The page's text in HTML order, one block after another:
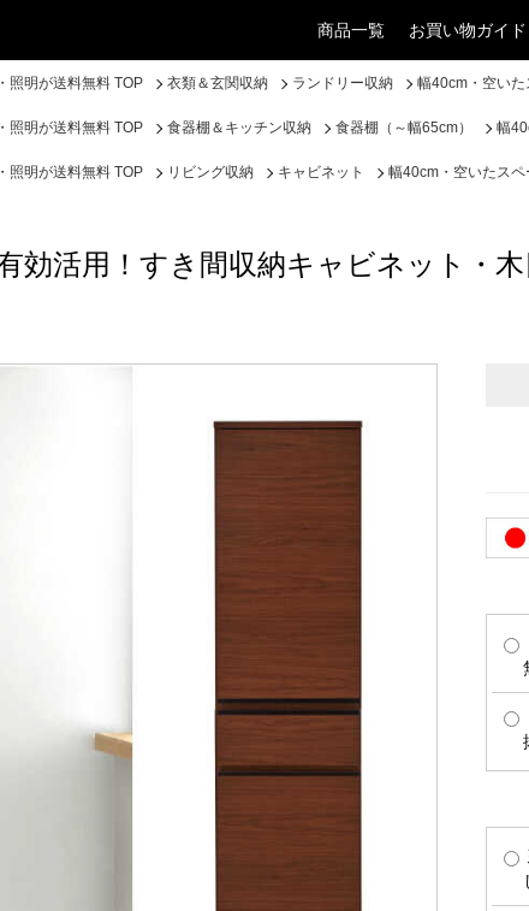
商品一覧 お買い物ガイド
照明が送料無料 TOP 衣類＆玄関収納 ランドリー収納
幅40cm・空い
照明が送料無料 TOP
食器棚＆キッチン収納 食器棚（～幅65cm）
幅
照明が送料無料 TOP
リビング収納 キャビネット
幅40cm・空いたス
効活用！すき間収納キャビネット・